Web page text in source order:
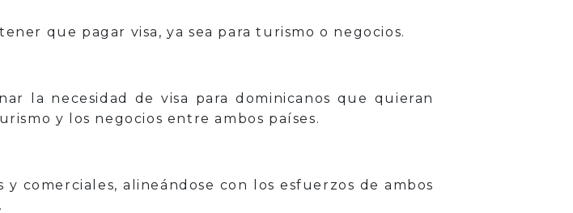
que pagar visa, ya sea para turismo o negocios.
la necesidad de visa para dominicanos que quieran
y los negocios entre ambos países.
comerciales, alineándose con los esfuerzos de ambos